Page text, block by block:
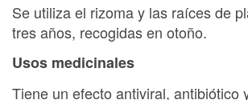
Se utiliza el rizoma y las raíces de
tres años, recogidas en otoño.
Usos medicinales
Tiene un efecto antiviral, antibiótico